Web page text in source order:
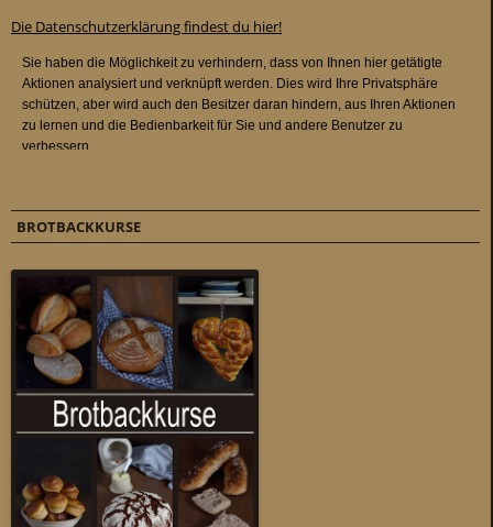
Die Datenschutzerklärung findest du hier!
BROTBACKKURSE